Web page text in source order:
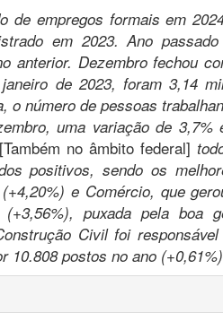
de empregos formais em
em 2023. Ano
anterior. Dezembro fechou
de 2023, foram 3,14
o número de pessoas
uma variação de
[Também no âmbito federal]
positivos, sendo os
e Comércio, que
puxada pela boa
Civil foi
10.808 postos no ano